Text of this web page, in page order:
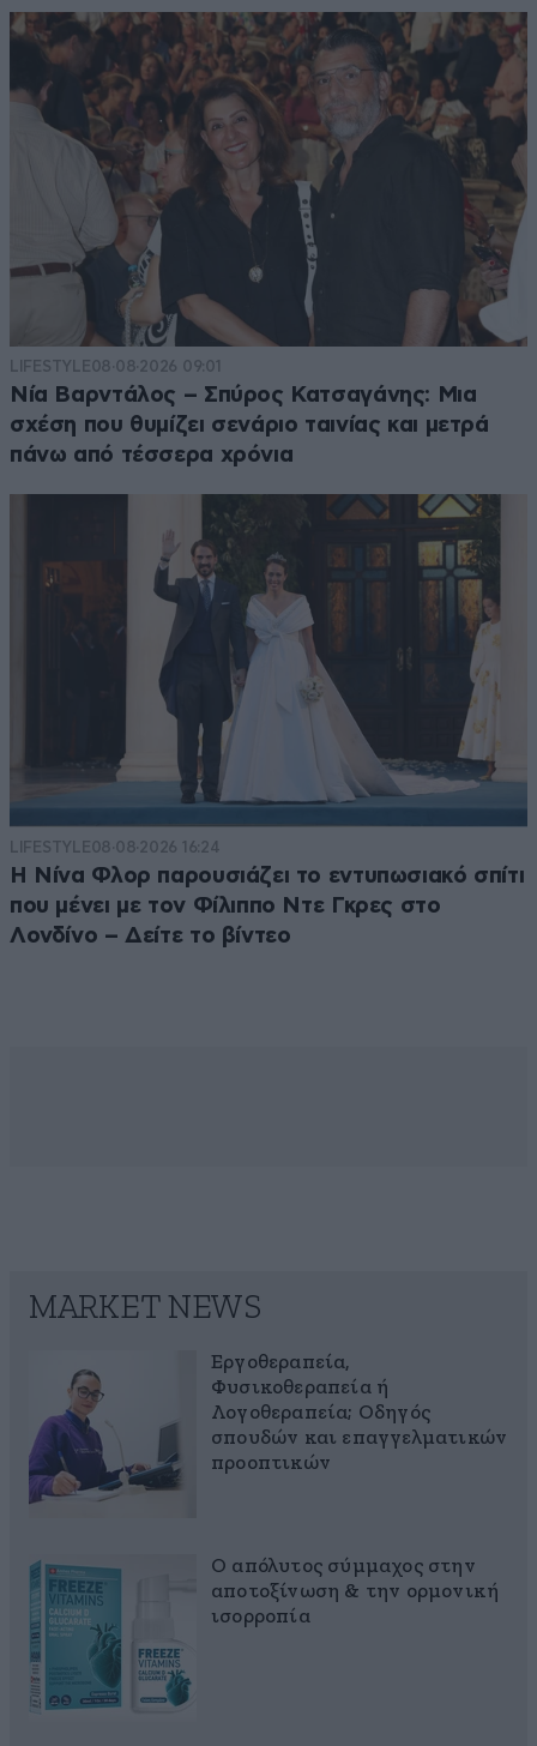
LIFESTYLE08·08·2026 09:01
Νία Βαρντάλος – Σπύρος Κατσαγάνης: Μια
σχέση που θυμίζει σενάριο ταινίας και μετρά
πάνω από τέσσερα χρόνια
LIFESTYLE08·08·2026 16:24
Η Νίνα Φλορ παρουσιάζει το εντυπωσιακό σπίτι
που μένει με τον Φίλιππο Ντε Γκρες στο
Λονδίνο – Δείτε το βίντεο
MARKET NEWS
Εργοθεραπεία,
Φυσικοθεραπεία ή
Λογοθεραπεία; Οδηγός
σπουδών και επαγγελματικών
προοπτικών
Ο απόλυτος σύμμαχος στην
αποτοξίνωση & την ορμονική
ισορροπία